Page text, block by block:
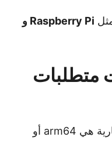
Raspberry Pi و
متطلبات
ما عليك سوى التأكد من أن المعمارية هي arm64 أو